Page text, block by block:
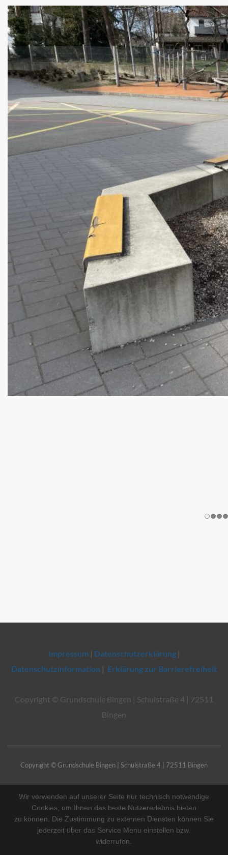
Impressum| Datenschutzerklärung|
Datenschutzinformation | Erklärung zur Barrierefreiheit
Copyright © Grundschule Bingen | Schulstraße 4 | 72511
Bingen
Copyright © Grundschule Bingen | Schulstraße 4 | 72511 Bingen
Wir verwenden auf unserer Seite nur technisch notwendige
Cookies, um Ihnen das beste Nutzererlebnis bieten
zu können. Die Zustimmung zu externen Diensten können Sie
jederzeit über das Service Menu einstellen bzw.
widerrufen.